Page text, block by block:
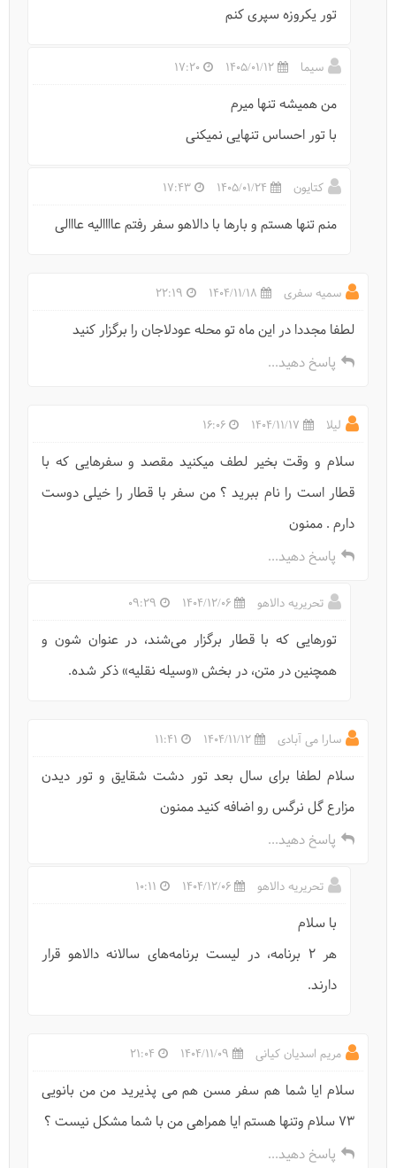
تور یکروزه سپری کنم
سیما 1405/01/12
17:20
من همیشه تنها میرم
با تور احساس تنهایی نمیکنی
کتایون 1405/01/24
17:43
منم تنها هستم و بارها با دالاهو سفر رفتم عاااالیه عااالی
سمیه سفری 1404/11/18
22:19
لطفا مجددا در این ماه تو محله عودلاجان را برگزار کنید
پاسخ دهید...
لیلا 1404/11/17
16:06
سلام و وقت بخیر لطف میکنید مقصد و سفرهایی که با
قطار است را نام ببرید ؟ من سفر با قطار را خیلی دوست
دارم . ممنون
پاسخ دهید...
تحریریه دالاهو 1404/12/06
09:29
تورهایی که با قطار برگزار می‌شند، در عنوان شون و
همچنین در متن، در بخش «وسیله نقلیه» ذکر شده.
سارا می آبادی 1404/11/12
11:41
سلام لطفا برای سال بعد تور دشت شقایق و تور دیدن
مزارع گل نرگس رو اضافه کنید ممنون
پاسخ دهید...
تحریریه دالاهو 1404/12/06
10:11
با سلام
هر ۲ برنامه، در لیست برنامه‌های سالانه دالاهو قرار
دارند.
مريم اسدیان کیانی 1404/11/09
21:04
سلام ایا شما هم سفر مسن هم می پذیرید من من بانویی
73 سلام وتنها هستم ایا همراهی من با شما مشکل نیست ؟
پاسخ دهید...